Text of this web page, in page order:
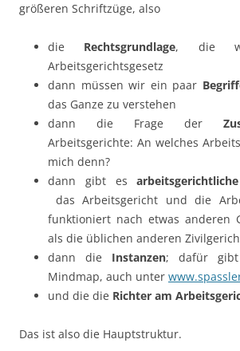
größeren Schriftzüge, also
die Rechtsgrundlage, die
Arbeitsgerichtsgesetz
dann müssen wir ein paar
das Ganze zu verstehen
dann die Frage der
Arbeitsgerichte: An welches
mich denn?
dann gibt es
das Arbeitsgericht und die
funktioniert nach etwas anderen
als die üblichen anderen
dann die Instanzen; dafür
Mindmap, auch unter
und die die Richter am
Das ist also die Hauptstruktur.